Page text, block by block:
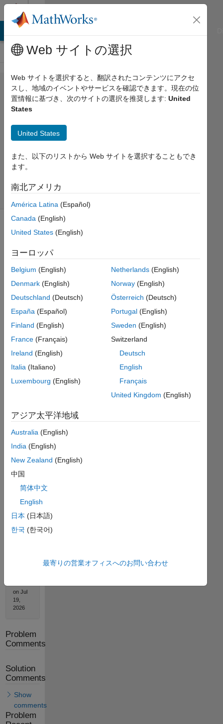
コンテンツへスキップ
Problem
1325.
matrix
Dan
316
solvers
2 likes
a
matrix
with
this
For
n=4
     1     0     1     0
Solve
Solution
Solutions
on Jul
19,
2026
Problem
Comments
Solution
Comments
Show
comments
Problem
Web サイトの選択
Web サイトを選択すると、翻訳されたコンテンツにアクセ
スし、地域のイベントやサービスを確認できます。現在の位
置情報に基づき、次のサイトの選択を推奨します: United
States
United States
また、以下のリストから Web サイトを選択することもでき
ます。
南北アメリカ
América Latina (Español)
Canada (English)
United States (English)
ヨーロッパ
Belgium (English)
Denmark (English)
Deutschland (Deutsch)
España (Español)
Finland (English)
France (Français)
Ireland (English)
Italia (Italiano)
Luxembourg (English)
Netherlands(English)
Norway(English)
Österreich (Deutsch)
Portugal(English)
Sweden (English)
Switzerland
Deutsch
English
Français
United Kingdom (English)
アジア太平洋地域
Australia (English)
India (English)
New Zealand (English)
中国
简体中文
English
日本 (日本語)
한국 (한국어)
最寄りの営業オフィスへのお問い合わせ